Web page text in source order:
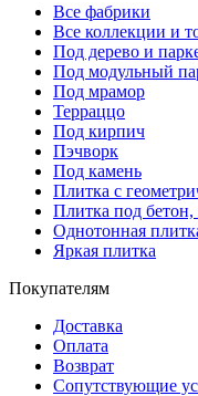
Все фабрики
Все коллекции и
Под дерево и
Под модульный
Под мрамор
Терраццо
Под кирпич
Пэчворк
Под камень
Плитка с
Плитка под бетон,
Однотонная
Яркая плитка
Покупателям
Доставка
Оплата
Возврат
Сопутствующие